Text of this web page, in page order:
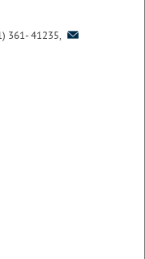
361- 41235,